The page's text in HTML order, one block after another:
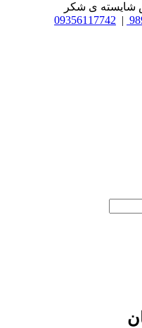
شایسته­ ی شکر
|
09356117742